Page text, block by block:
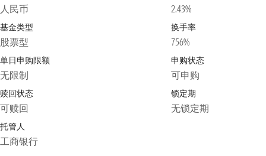
人民币 2.43%
基金类型
股票型
换手率
756%
单日申购限额
无限制
申购状态
可申购
赎回状态
可赎回
锁定期
无锁定期
托管人
工商银行